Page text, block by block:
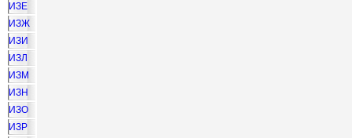
ИЗЕ
ИЗЖ
ИЗИ
ИЗЛ
ИЗМ
ИЗН
ИЗО
ИЗР